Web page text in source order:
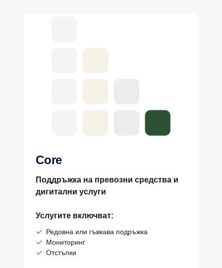
Core
Поддръжка на превозни средства и
дигитални услуги
Услугите включват:
Редовна или гъвкава подръжка
Мониторинг
Отстъпки